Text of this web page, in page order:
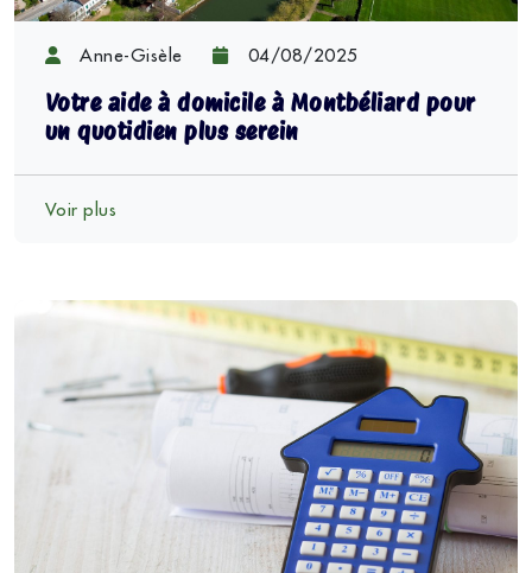
Anne-Gisèle 04/08/2025
Votre aide à domicile à Montbéliard pour
un quotidien plus serein
Voir plus